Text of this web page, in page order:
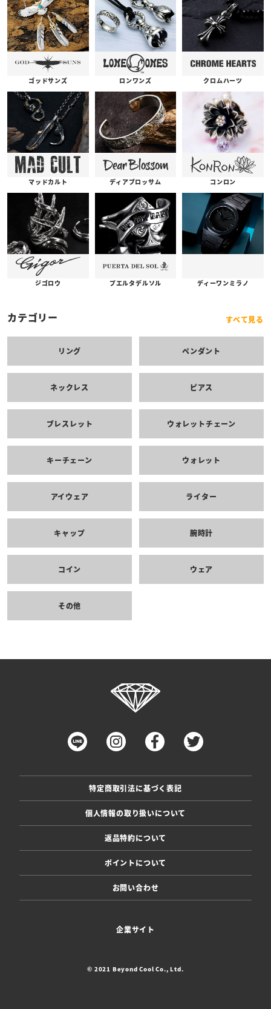
ゴッドサンズ ロンワンズ クロムハーツ
マッドカルト ディアブロッサム コンロン
ジゴロウ プエルタデルソル ディーワンミラノ
カテゴリー すべて見る
リング ペンダント
ネックレス ピアス
ブレスレット ウォレットチェーン
キーチェーン ウォレット
アイウェア ライター
キャップ 腕時計
コイン ウェア
その他
特定商取引法に基づく表記
個人情報の取り扱いについて
返品特約について
ポイントについて
お問い合わせ
企業サイト
© 2021 Beyond Cool Co., Ltd.